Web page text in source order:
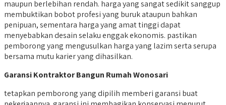
maupun berlebihan rendah. harga yang sangat sedikit sanggup
membuktikan bobot profesi yang buruk ataupun bahkan
penipuan, sementara harga yang amat tinggi dapat
menyebabkan desain selaku enggak ekonomis. pastikan
pemborong yang mengusulkan harga yang lazim serta serupa
bersama mutu karier yang dihasilkan.
Garansi Kontraktor Bangun Rumah Wonosari
tetapkan pemborong yang dipilih memberi garansi buat